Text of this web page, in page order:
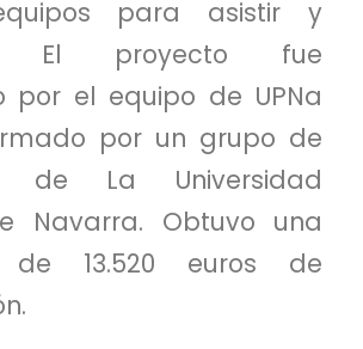
para asistir y
El proyecto fue
por el equipo de UPNa
por un grupo de
de La Universidad
Navarra. Obtuvo una
de 13.520 euros de